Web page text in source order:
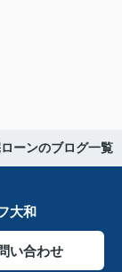
ーンのブログ一覧
大和
い合わせ